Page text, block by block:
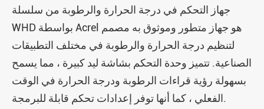
جهاز التحكم في درجة الحرارة والرطوبة من سلسلة
WHD بواسطة Acrel هو جهاز متطور وموثوق به مصمم
لتنظيم درجة الحرارة والرطوبة في مختلف التطبيقات
الصناعية. تتميز وحدة التحكم بشاشة ليد كبيرة ، مما يسمح
بسهولة رؤية قراءات الرطوبة ودرجة الحرارة في الوقت
الفعلي ، كما أنها توفر إعدادات تحكم قابلة للبرمجة.